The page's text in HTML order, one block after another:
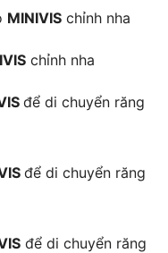
MINIVIS chỉnh nha
chỉnh nha
để di chuyển răng
để di chuyển răng
để di chuyển răng